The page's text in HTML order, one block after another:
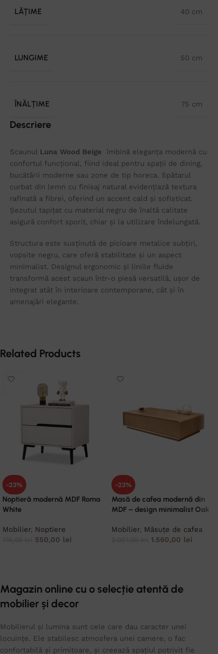
LĂȚIME 40 cm
LUNGIME 50 cm
ÎNĂLȚIME 75 cm
Descriere
Scaunul Luna Wood Beige
îmbină eleganța modernă cu
confortul funcțional, fiind ideal pentru spații de dining,
bucătării moderne sau zone de tip horeca. Spătarul
curbat din lemn cu finisaj natural evidențiază textura
rafinată a fibrei, oferind un accent cald și sofisticat.
Șezutul tapițat cu material negru de înaltă calitate
asigură confort sporit, chiar și la utilizare îndelungată.
Structura este susținută de picioare metalice subțiri,
vopsite negru, care oferă stabilitate și un aspect
minimalist. Designul ergonomic și liniile fluide
transformă acest scaun într-o piesă versatilă, ușor de
integrat atât în interioare contemporane, cât și în
amenajări elegante.
Related Products
-23%
Noptieră modernă MDF Roma
White
Mobilier, Noptiere
550,00 lei
-23%
Masă de cafea modernă din
MDF – design minimalist Oak
Mobilier, Măsuțe de cafea
1.560,00 lei
Magazin online cu o selecție atentă de
mobilier și decor
Mobilierul și lumina sunt cele care dau caracter unei
locuințe. Ele stabilesc atmosfera unei camere, o fac
confortabilă și primitoare, și creează spațiul potrivit fie